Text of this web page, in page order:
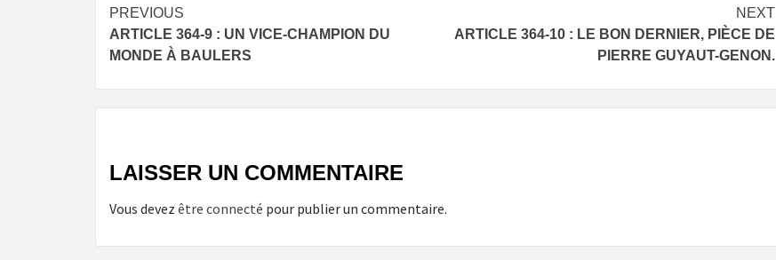
Post
navigation
PREVIOUS
ARTICLE 364-9 : UN VICE-CHAMPION DU
MONDE À BAULERS
NEXT
ARTICLE 364-10 : LE BON DERNIER, PIÈCE DE
PIERRE GUYAUT-GENON.
LAISSER UN COMMENTAIRE
Vous devez être connecté pour publier un commentaire.